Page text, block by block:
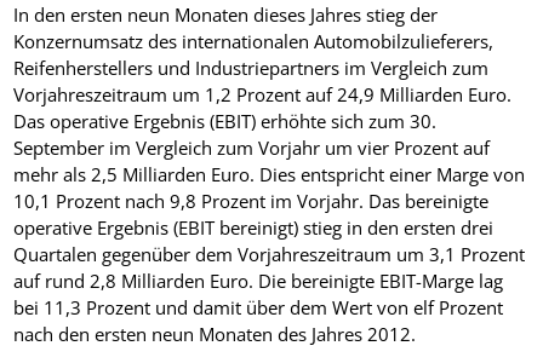
In den ersten neun Monaten dieses Jahres stieg der
Konzernumsatz des internationalen Automobilzulieferers,
Reifenherstellers und Industriepartners im Vergleich zum
Vorjahreszeitraum um 1,2 Prozent auf 24,9 Milliarden Euro.
Das operative Ergebnis (EBIT) erhöhte sich zum 30.
September im Vergleich zum Vorjahr um vier Prozent auf
mehr als 2,5 Milliarden Euro. Dies entspricht einer Marge von
10,1 Prozent nach 9,8 Prozent im Vorjahr. Das bereinigte
operative Ergebnis (EBIT bereinigt) stieg in den ersten drei
Quartalen gegenüber dem Vorjahreszeitraum um 3,1 Prozent
auf rund 2,8 Milliarden Euro. Die bereinigte EBIT-Marge lag
bei 11,3 Prozent und damit über dem Wert von elf Prozent
nach den ersten neun Monaten des Jahres 2012.